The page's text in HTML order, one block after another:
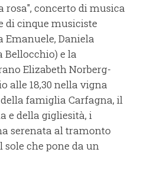
rosa", concerto di musica
di cinque musiciste
Emanuele, Daniela
Bellocchio) e la
Elizabeth Norberg-
alle 18,30 nella vigna
famiglia Carfagna, il
e della gigliesità, i
serenata al tramonto
sole che pone da un